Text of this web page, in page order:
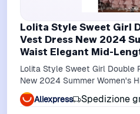
Lolita Style Sweet Girl
Vest Dress New 2024
Waist Elegant Mid-
Lolita Style Sweet Girl Double
New 2024 Summer Women's
Length Retro JSK Dresses
Aliexpress Spedizione